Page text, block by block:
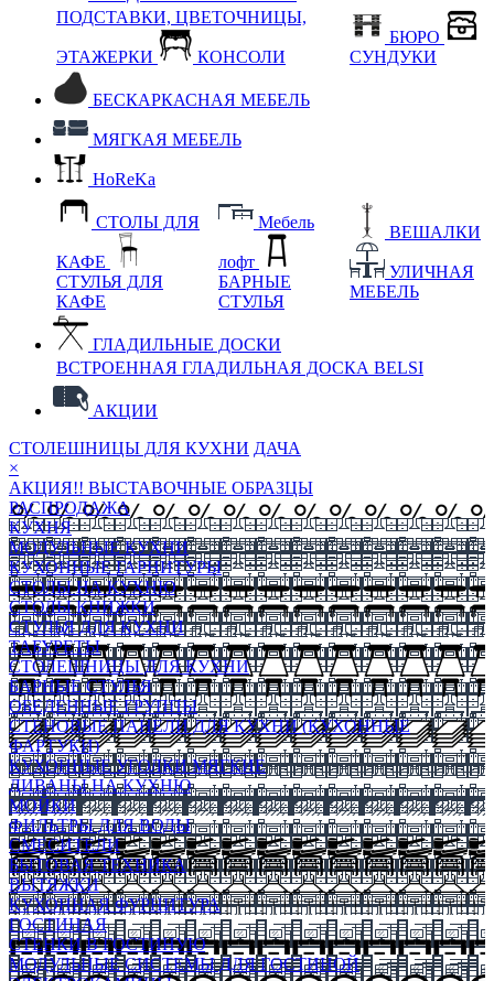
ПОДСТАВКИ, ЦВЕТОЧНИЦЫ,
ЭТАЖЕРКИ КОНСОЛИ
БЮРО
СУНДУКИ
БЕСКАРКАСНАЯ МЕБЕЛЬ
МЯГКАЯ МЕБЕЛЬ
HoReKa
СТОЛЫ ДЛЯ
КАФЕ
СТУЛЬЯ ДЛЯ
КАФЕ
Мебель
лофт
БАРНЫЕ
СТУЛЬЯ
ВЕШАЛКИ
УЛИЧНАЯ
МЕБЕЛЬ
ГЛАДИЛЬНЫЕ ДОСКИ
ВСТРОЕННАЯ ГЛАДИЛЬНАЯ ДОСКА BELSI
АКЦИИ
СТОЛЕШНИЦЫ ДЛЯ КУХНИ ДАЧА
×
АКЦИЯ!! ВЫСТАВОЧНЫЕ ОБРАЗЦЫ
РАСПРОДАЖА
КУХНЯ
МОДУЛЬНЫЕ КУХНИ
КУХОННЫЕ ГАРНИТУРЫ
СТОЛЫ НА КУХНЮ
СТОЛЫ КНИЖКИ
СТУЛЬЯ ДЛЯ КУХНИ
ТАБУРЕТЫ
СТОЛЕШНИЦЫ ДЛЯ КУХНИ
БАРНЫЕ СТУЛЬЯ
ОБЕДЕННЫЕ ГРУППЫ
СТЕНОВЫЕ ПАНЕЛИ ДЛЯ КУХНИ (КУХОННЫЕ
ФАРТУКИ)
КУХОННЫЕ УГОЛКИ МЯГКИЕ
ДИВАНЫ НА КУХНЮ
МОЙКИ
ФИЛЬТРЫ ДЛЯ ВОДЫ
СМЕСИТЕЛИ
БЫТОВАЯ ТЕХНИКА
ВЫТЯЖКИ
КУХОННАЯ ФУРНИТУРА
ГОСТИНАЯ
СТЕНКИ В ГОСТИНУЮ
МОДУЛЬНЫЕ СИСТЕМЫ ДЛЯ ГОСТИНОЙ